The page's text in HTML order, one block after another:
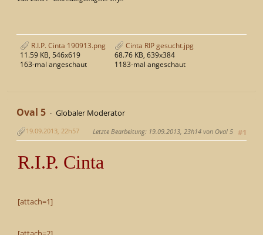
R.I.P. Cinta 190913.png
11.59 KB, 546x619
163-mal angeschaut
Cinta RIP gesucht.jpg
68.76 KB, 639x384
1183-mal angeschaut
Oval 5
Globaler Moderator
#1
19.09.2013, 22h57 Letzte Bearbeitung: 19.09.2013, 23h14 von Oval 5
R.I.P. Cinta
[attach=1]